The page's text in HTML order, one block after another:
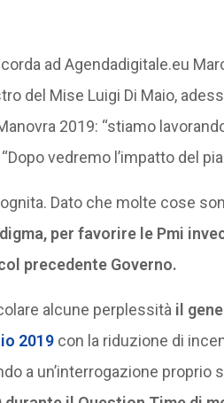
ad Agendadigitale.eu
del Mise Luigi Di Maio,
2019: “stiamo
vedremo l’impatto del
Dato che molte cose
per favorire le Pmi
precedente Governo.
alcune perplessità il
2019con la riduzione di
a un’interrogazione proprio